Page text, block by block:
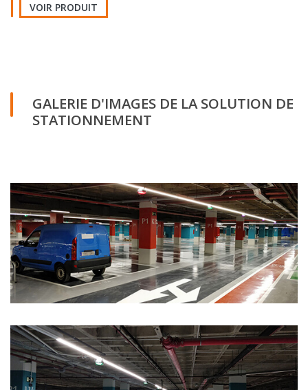
VOIR PRODUIT
GALERIE D'IMAGES DE LA SOLUTION DE
STATIONNEMENT